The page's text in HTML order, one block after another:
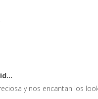
y nos encantan los